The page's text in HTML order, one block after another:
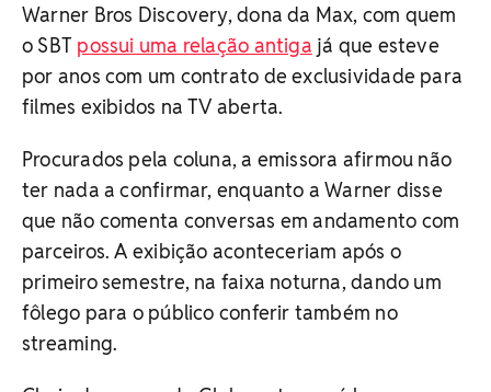
Warner Bros Discovery, dona da Max, com quem
o SBT possui uma relação antiga já que esteve
por anos com um contrato de exclusividade para
filmes exibidos na TV aberta.
Procurados pela coluna, a emissora afirmou não
ter nada a confirmar, enquanto a Warner disse
que não comenta conversas em andamento com
parceiros. A exibição aconteceriam após o
primeiro semestre, na faixa noturna, dando um
fôlego para o público conferir também no
streaming.